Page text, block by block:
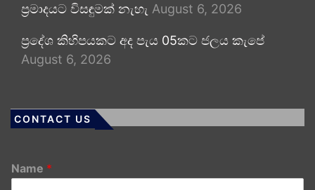
ප්‍රමාදයට විසඳුමක් නැහැ August 6, 2026
ප්‍රදේශ කිහිපයකට අද පැය 05කට ජලය කැපේ
August 6, 2026
CONTACT US
Name *